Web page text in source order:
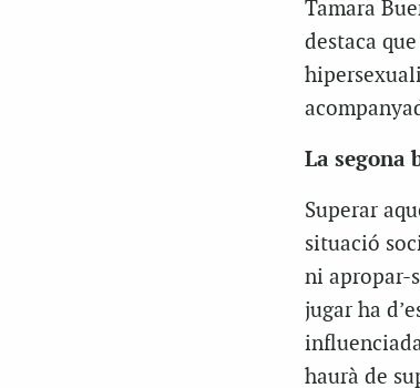
Tamara
destaca
La segona
Superar
situació
ni apropar-
jugar ha
haurà de